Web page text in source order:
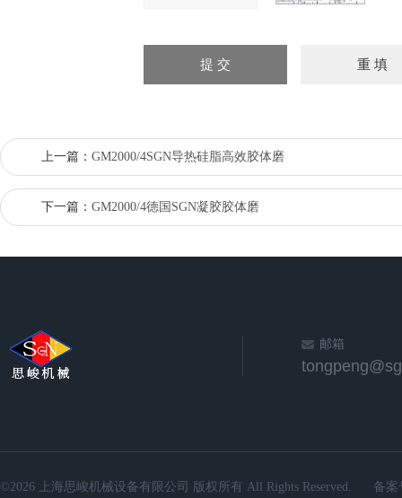
上一篇： GM2000/4SGN导热硅脂高效胶体磨
下一篇： GM2000/4德国SGN凝胶胶体磨
邮箱
©2026 上海思峻机械设备有限公司 版权所有 All Rights Reserved. 备案